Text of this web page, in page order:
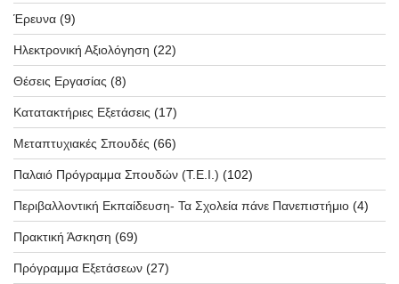
Έρευνα (9)
Ηλεκτρονική Αξιολόγηση (22)
Θέσεις Εργασίας (8)
Κατατακτήριες Εξετάσεις (17)
Μεταπτυχιακές Σπουδές (66)
Παλαιό Πρόγραμμα Σπουδών (T.E.I.) (102)
Περιβαλλοντική Εκπαίδευση- Τα Σχολεία πάνε Πανεπιστήμιο (4)
Πρακτική Άσκηση (69)
Πρόγραμμα Εξετάσεων (27)